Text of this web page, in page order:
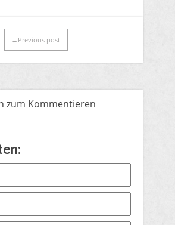
←Previous post
zum Kommentieren